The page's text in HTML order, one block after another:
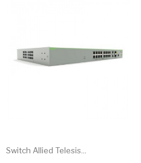
Switch Allied Telesis...